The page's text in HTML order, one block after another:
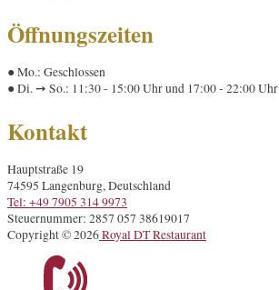
Öffnungszeiten
● Mo.: Geschlossen
● Di. ➙ So.: 11:30 - 15:00 Uhr und 17:00 - 22:00 Uhr
Kontakt
Hauptstraße 19
74595 Langenburg, Deutschland
Tel: +49 7905 314 9973
Steuernummer: 2857 057 38619017
Copyright © 2026Royal DT Restaurant